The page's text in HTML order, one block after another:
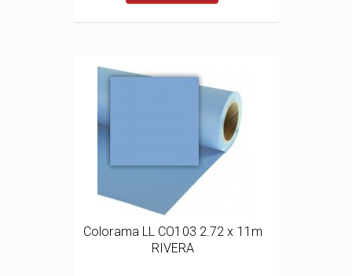
Colorama LL CO103 2.72 x 11m
RIVERA